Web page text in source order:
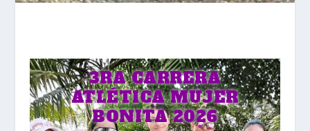
3RA CARRERA
ATLÉTICA MUJER
BONITA 2026